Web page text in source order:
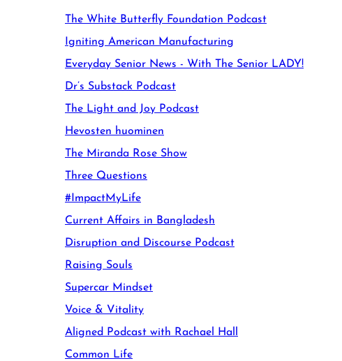
The White Butterfly Foundation Podcast
Igniting American Manufacturing
Everyday Senior News - With The Senior LADY!
Dr’s Substack Podcast
The Light and Joy Podcast
Hevosten huominen
The Miranda Rose Show
Three Questions
#ImpactMyLife
Current Affairs in Bangladesh
Disruption and Discourse Podcast
Raising Souls
Supercar Mindset
Voice & Vitality
Aligned Podcast with Rachael Hall
Common Life